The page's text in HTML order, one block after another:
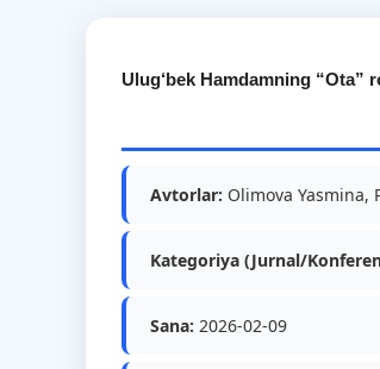
Ulug‘bek Hamdamning
Avtorlar: Olimova Yasmina,
Kategoriya (Jurnal/
Sana: 2026-02-09